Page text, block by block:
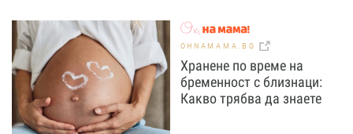
OHNAMAMA.BG
Хранене по време на
бременност с близнаци:
Какво трябва да знаете